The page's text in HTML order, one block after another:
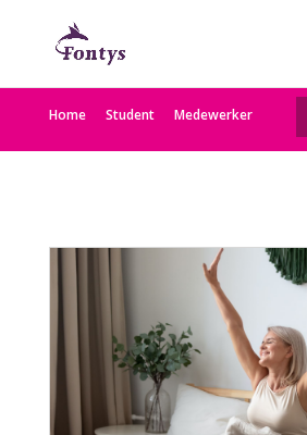
Home Student Medewerker